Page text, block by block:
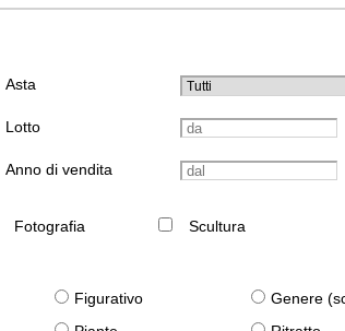
Asta
Lotto
Anno di vendita
Fotografia Scultura
Figurativo Genere